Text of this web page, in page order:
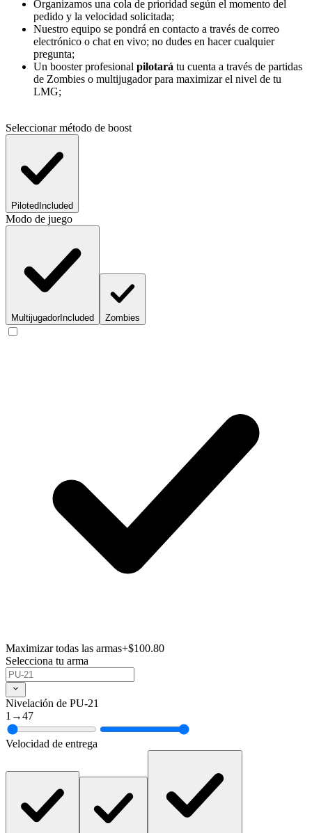
Organizamos una cola de prioridad según el momento del
pedido y la velocidad solicitada;
Nuestro equipo se pondrá en contacto a través de correo
electrónico o chat en vivo; no dudes en hacer cualquier
pregunta;
Un booster profesional pilotará tu cuenta a través de partidas
de Zombies o multijugador para maximizar el nivel de tu
LMG;
Seleccionar método de boost
Piloted Included
Modo de juego
MultijugadorIncluded Zombies
Maximizar todas las armas+$100.80
Selecciona tu arma
Nivelación de PU-21
1 →47
Velocidad de entrega